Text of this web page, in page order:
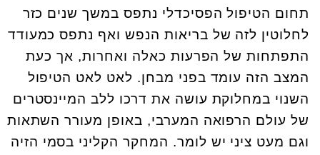
תחום הטיפול הפסיכדלי נתפס במשך שנים כזר
לחלוטין לזה של בריאות הנפש ואף נתפס כמעודד
התפתחות של הפרעות כאלה ואחרות, אך כעת
המצב הזה עומד בפני מבחן. לאט לאט הטיפול
השנוי במחלוקת עושה את דרכו ללב המיינסטרים
של עולם הרפואה המערבי, באופן מעורר השתאות
וגם מעט ציני יש לומר. המחקר הקליני בסמי הזיה